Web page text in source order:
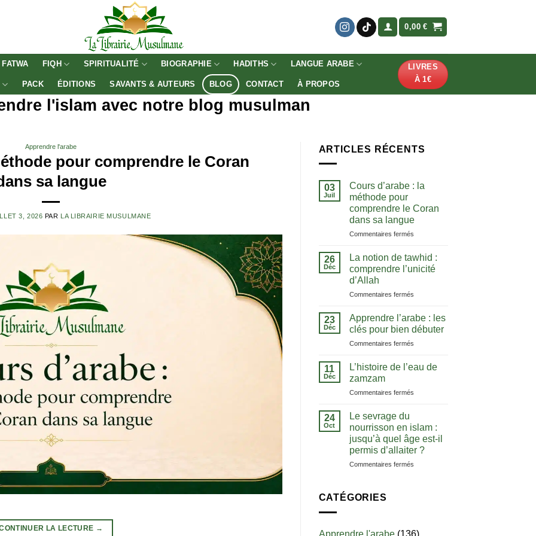
0,00€
FATWA FIQH SPIRITUALITÉ BIOGRAPHIE HADITHS LANGUE ARABE
PACK ÉDITIONS SAVANTS & AUTEURS BLOG CONTACT À PROPOS
LIVRES
À 1€
l'islam avec notre blog musulman
Apprendre l'arabe
pour comprendre le Coran
sa langue
3, 2026 PAR LA LIBRAIRIE MUSULMANE
LA LECTURE →
ARTICLES RÉCENTS
03
Juil
Cours d’arabe : la
méthode pour
comprendre le Coran
dans sa langue
Commentaires ferméssur
d’arabe
la
pour
le
Coran
dans
sa
26
Déc
La notion de tawhid :
comprendre l’unicité
d’Allah
Commentaires ferméssur
notion
de
tawhid
:
l’unicité
23
Déc
Apprendre l’arabe : les
clés pour bien débuter
Commentaires ferméssur
l’arabe
clés
débuter
11
Déc
L’histoire de l’eau de
zamzam
Commentaires ferméssur
l’eau
de
zamzam
24
Oct
Le sevrage du
nourrisson en islam :
jusqu’à quel âge est-il
permis d’allaiter ?
Commentaires ferméssur
CATÉGORIES
Apprendre l'arabe(136)